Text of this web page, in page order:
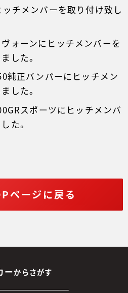
チメンバーを取り付け致し
ォーンにヒッチメンバーを
した。
純正バンパーにヒッチメン
した。
スポーツにヒッチメンバ
た。
ページに戻る
ーからさがす